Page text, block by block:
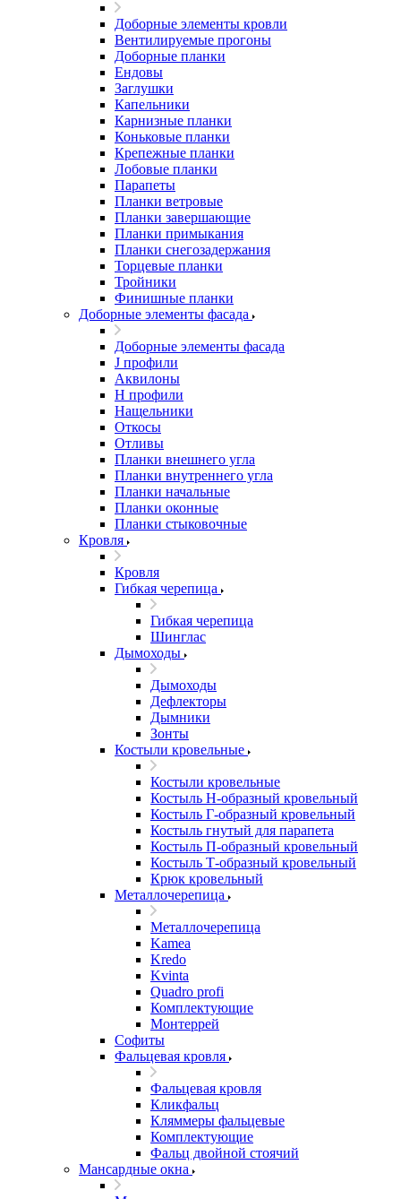
Доборные элементы кровли
Вентилируемые прогоны
Доборные планки
Ендовы
Заглушки
Капельники
Карнизные планки
Коньковые планки
Крепежные планки
Лобовые планки
Парапеты
Планки ветровые
Планки завершающие
Планки примыкания
Планки снегозадержания
Торцевые планки
Тройники
Финишные планки
Доборные элементы фасада
Доборные элементы фасада
J профили
Аквилоны
Н профили
Нащельники
Откосы
Отливы
Планки внешнего угла
Планки внутреннего угла
Планки начальные
Планки оконные
Планки стыковочные
Кровля
Кровля
Гибкая черепица
Гибкая черепица
Шинглас
Дымоходы
Дымоходы
Дефлекторы
Дымники
Зонты
Костыли кровельные
Костыли кровельные
Костыль H-образный кровельный
Костыль Г-образный кровельный
Костыль гнутый для парапета
Костыль П-образный кровельный
Костыль Т-образный кровельный
Крюк кровельный
Металлочерепица
Металлочерепица
Kamea
Kredo
Kvinta
Quadro profi
Комплектующие
Монтеррей
Софиты
Фальцевая кровля
Фальцевая кровля
Кликфальц
Кляммеры фальцевые
Комплектующие
Фальц двойной стоячий
Мансардные окна